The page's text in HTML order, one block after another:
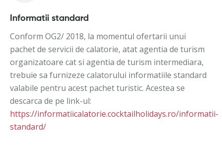
Informatii standard
Conform OG2/ 2018, la momentul ofertarii unui
pachet de servicii de calatorie, atat agentia de turism
organizatoare cat si agentia de turism intermediara,
trebuie sa furnizeze calatorului informatiile standard
valabile pentru acest pachet turistic. Acestea se
descarca de pe link-ul:
https://informatiicalatorie.cocktailholidays.ro/informatii-
standard/